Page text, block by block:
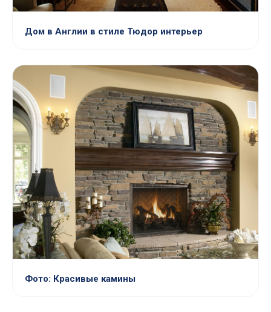
Дом в Англии в стиле Тюдор интерьер
Фото: Красивые камины